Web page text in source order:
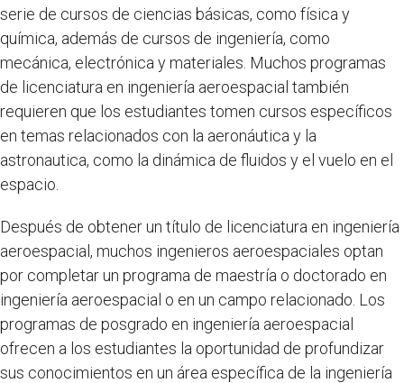
serie de cursos de ciencias básicas, como física y
química, además de cursos de ingeniería, como
mecánica, electrónica y materiales. Muchos programas
de licenciatura en ingeniería aeroespacial también
requieren que los estudiantes tomen cursos específicos
en temas relacionados con la aeronáutica y la
astronautica, como la dinámica de fluidos y el vuelo en el
espacio.
Después de obtener un título de licenciatura en ingeniería
aeroespacial, muchos ingenieros aeroespaciales optan
por completar un programa de maestría o doctorado en
ingeniería aeroespacial o en un campo relacionado. Los
programas de posgrado en ingeniería aeroespacial
ofrecen a los estudiantes la oportunidad de profundizar
sus conocimientos en un área específica de la ingeniería